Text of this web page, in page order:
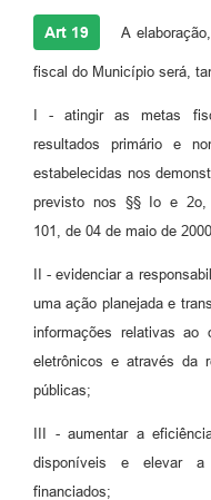
Art 19 A
fiscal do Município será,
I - atingir as metas
resultados primário e
estabelecidas nos
previsto nos §§ Io e 2o,
101, de 04 de maio de
II - evidenciar a
uma ação planejada e
informações relativas ao
eletrônicos e através da
públicas;
III - aumentar a
disponíveis e elevar
financiados;